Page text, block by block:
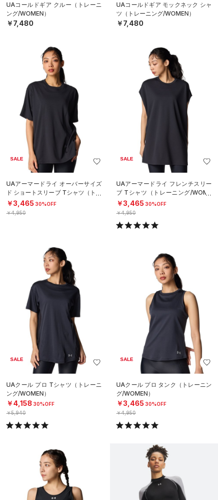
UAコールドギア クルー（トレーニ
ング/WOMEN）
￥7,480
UAコールドギア モックネック シャ
ツ（トレーニング/WOMEN）
￥7,480
SALE
UAアーマードライ オーバーサイズ
ド ショートスリーブ Tシャツ（トレ
ーニング/WOMEN）
￥3,465 30%OFF
￥4,950
SALE
UAアーマードライ フレンチスリー
ブ Tシャツ（トレーニング/WOME
N）
￥3,465 30%OFF
￥4,950
SALE
UAクール プロ Tシャツ（トレーニ
ング/WOMEN）
￥4,158 30%OFF
￥5,940
SALE
UAクール プロ タンク（トレーニン
グ/WOMEN）
￥3,465 30%OFF
￥4,950